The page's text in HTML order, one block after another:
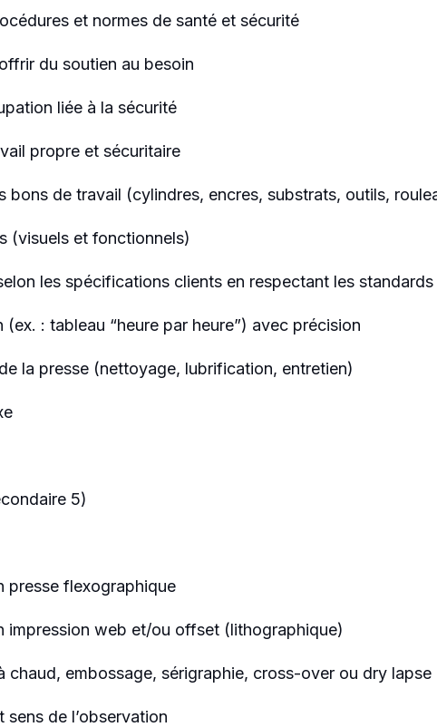
et normes de santé et sécurité
du soutien au besoin
liée à la sécurité
propre et sécuritaire
bons de travail (cylindres, encres, substrats, outils,
(visuels et fonctionnels)
les spécifications clients en respectant les
: tableau “heure par heure”) avec précision
la presse (nettoyage, lubrification, entretien)
5)
presse flexographique
impression web et/ou offset (lithographique)
chaud, embossage, sérigraphie, cross-over ou dry lapse
de l’observation